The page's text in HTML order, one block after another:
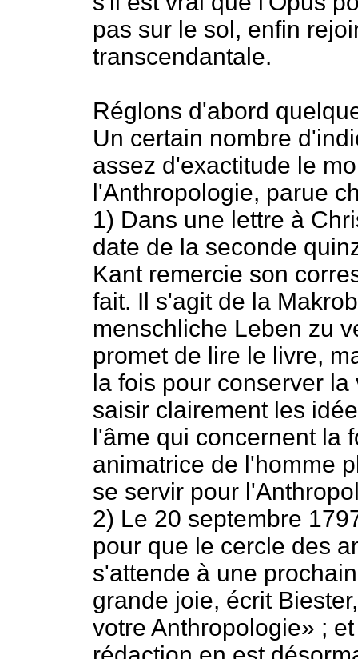
pas sur le sol, enfin
transcendantale.
Réglons d'abord
Un certain nombre
assez d'exactitude le
l'Anthropologie, parue
1) Dans une lettre à
date de la seconde
Kant remercie son
fait. Il s'agit de la
menschliche Leben zu
promet de lire le livre,
la fois pour conserver
saisir clairement les
l'âme qui concernent la
animatrice de l'homme
se servir pour
2) Le 20 septembre
pour que le cercle des
s'attende à une
grande joie, écrit
votre Anthropologie» ;